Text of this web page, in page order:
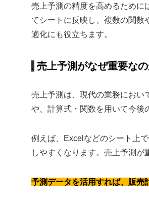
売上予測の精度を高めるために
てシートに反映し、複数の関数
適化にも役立ちます。
売上予測がなぜ重要な
売上予測は、現代の業務におい
や、計算式・関数を用いて今後
例えば、Excelなどのシート上
しやすくなります。売上予測が
予測データを活用すれば、販売